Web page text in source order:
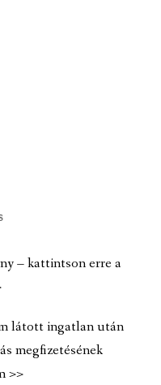
– kattintson erre a
látott ingatlan után
megfizetésének
>>